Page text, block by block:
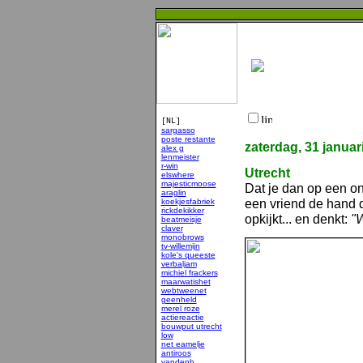
[NL]
sargasso
poste restante
alex g
lenmeister
r-win
elswhere
majesticmoose
araglin
koekjesfabriek
rickdekikker
beatmeisje
claver
monobrows
tv-willemijn
kole's queeste
verbaljam
michiel frackers
maarwatishet
webtweenet
geenheld
merel roze
actiereactie
bouwput utrecht
low
net eamelje
antiroos
zaterdag, 31
Utrecht
Dat je dan op een
een vriend de hand
opkijkt... en denkt: